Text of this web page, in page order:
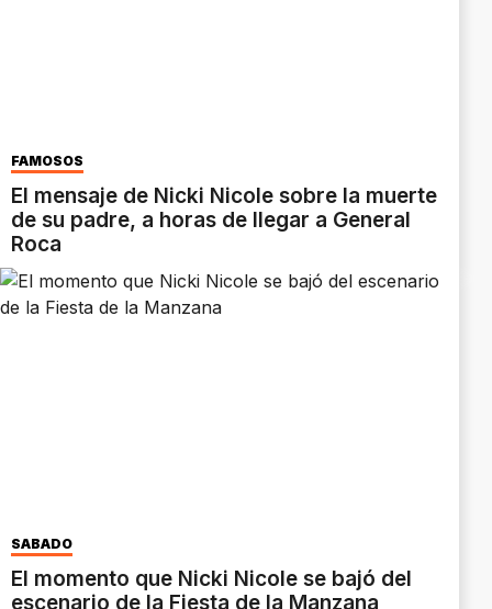
FAMOSOS
El mensaje de Nicki Nicole sobre la muerte
de su padre, a horas de llegar a General
Roca
SÁBADO
El momento que Nicki Nicole se bajó del
escenario de la Fiesta de la Manzana